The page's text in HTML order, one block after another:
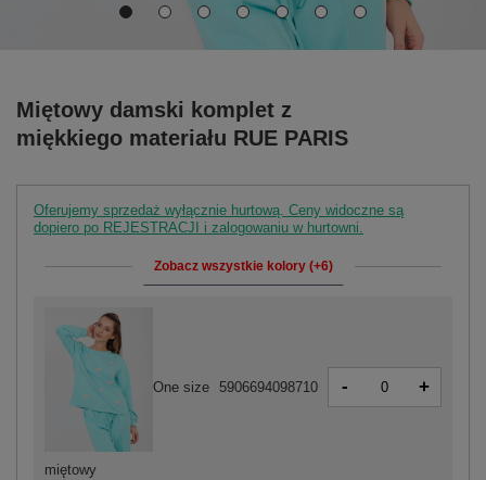
Miętowy damski komplet z
miękkiego materiału RUE PARIS
Oferujemy sprzedaż wyłącznie hurtową. Ceny widoczne są
dopiero po REJESTRACJI i zalogowaniu w hurtowni.
Zobacz wszystkie kolory (+6)
miętowy
One size 5906694098710 - +